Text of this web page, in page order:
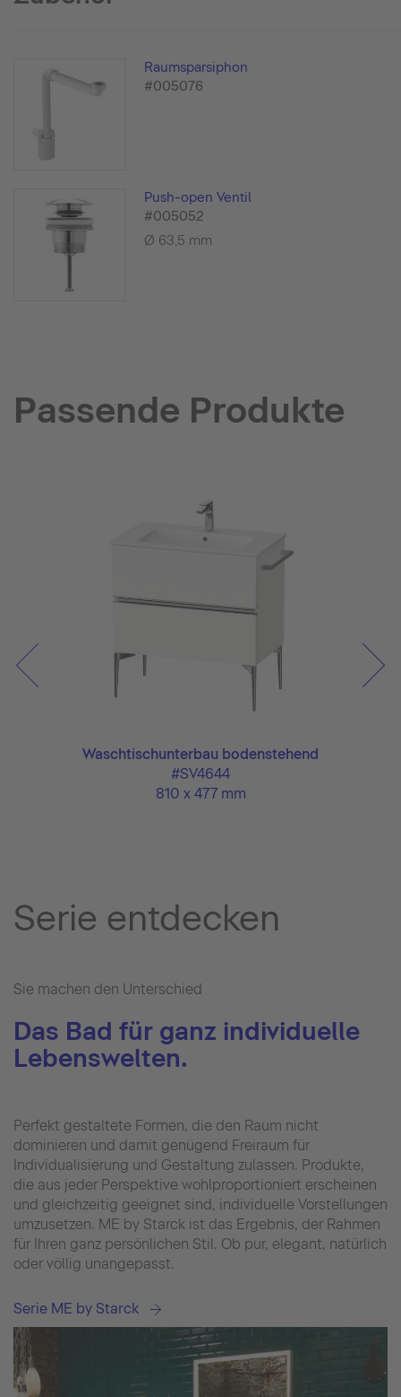
Raumsparsiphon
#005076
Push-open Ventil
#005052
Ø 63,5 mm
Passende Produkte
Waschtischunterbau bodenstehend
#SV4644
810 x 477 mm
Serie entdecken
Sie machen den Unterschied
Das Bad für ganz individuelle
Lebenswelten.
Perfekt gestaltete Formen, die den Raum nicht
dominieren und damit genügend Freiraum für
Individualisierung und Gestaltung zulassen. Produkte,
die aus jeder Perspektive wohlproportioniert erscheinen
und gleichzeitig geeignet sind, individuelle Vorstellungen
umzusetzen. ME by Starck ist das Ergebnis, der Rahmen
für Ihren ganz persönlichen Stil. Ob pur, elegant, natürlich
oder völlig unangepasst.
Serie ME by Starck